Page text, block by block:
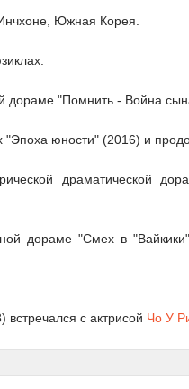
Южная Корея.
дораме "Помнить - Война
"Эпоха юности" (2016) и
драматической
дораме "Смех в
с актрисой Чо У